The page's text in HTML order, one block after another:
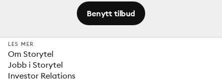
Benytt tilbud
LES MER
Om Storytel
Jobb i Storytel
Investor Relations